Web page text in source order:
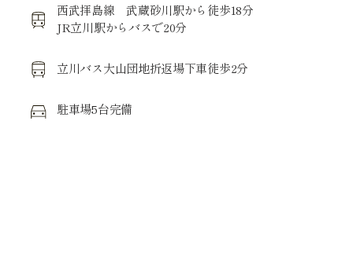
Smiles and approachability
高い専門性・技術力
High expertise and technical skills
西武拝島線 武蔵砂川駅から徒歩18分
JR立川駅からバスで20分
立川バス大山団地折返場下車徒歩2分
駐車場5台完備